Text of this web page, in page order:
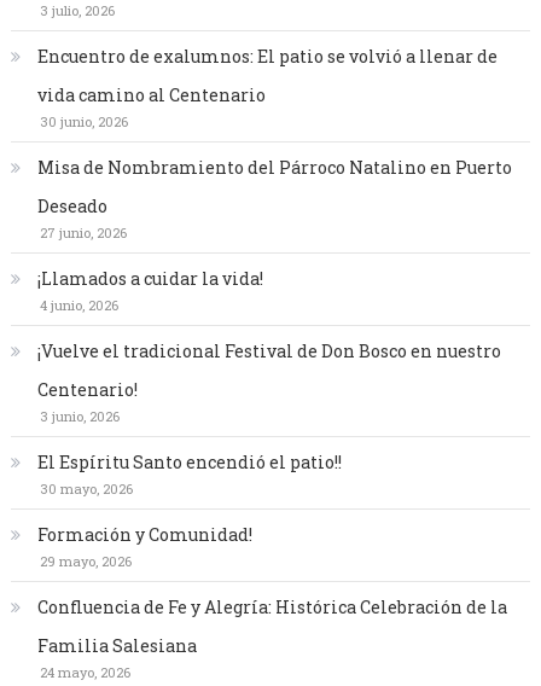
3 julio, 2026
Encuentro de exalumnos: El patio se volvió a llenar de
vida camino al Centenario
30 junio, 2026
Misa de Nombramiento del Párroco Natalino en Puerto
Deseado
27 junio, 2026
¡Llamados a cuidar la vida!
4 junio, 2026
¡Vuelve el tradicional Festival de Don Bosco en nuestro
Centenario!
3 junio, 2026
El Espíritu Santo encendió el patio!!
30 mayo, 2026
Formación y Comunidad!
29 mayo, 2026
Confluencia de Fe y Alegría: Histórica Celebración de la
Familia Salesiana
24 mayo, 2026